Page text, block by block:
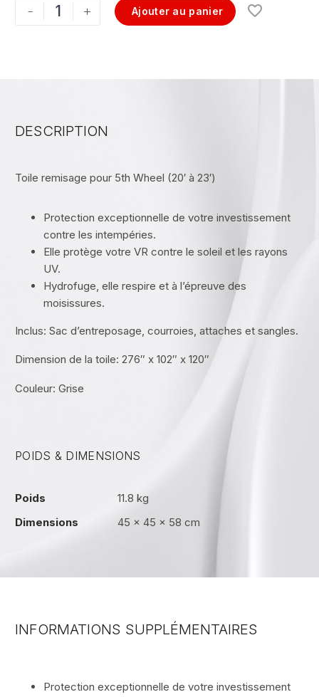
- + Ajouter au panier
DESCRIPTION
Toile remisage pour 5th Wheel (20′ à 23′)
Protection exceptionnelle de votre investissement
contre les intempéries.
Elle protège votre VR contre le soleil et les rayons
UV.
Hydrofuge, elle respire et à l’épreuve des
moisissures.
Inclus: Sac d’entreposage, courroies, attaches et sangles.
Dimension de la toile: 276″ x 102″ x 120″
Couleur: Grise
POIDS & DIMENSIONS
Poids
11.8 kg
Dimensions
45 × 45 × 58 cm
INFORMATIONS SUPPLÉMENTAIRES
Protection exceptionnelle de votre investissement